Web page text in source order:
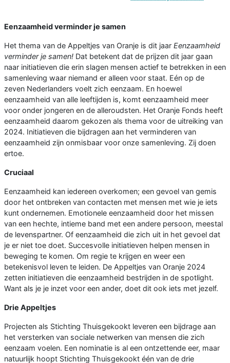
Eenzaamheid verminder je samen
Het thema van de Appeltjes van Oranje is dit jaar Eenzaamheid
verminder je samen! Dat betekent dat de prijzen dit jaar gaan
naar initiatieven die erin slagen mensen actief te betrekken in een
samenleving waar niemand er alleen voor staat. Eén op de
zeven Nederlanders voelt zich eenzaam. En hoewel
eenzaamheid van alle leeftijden is, komt eenzaamheid meer
voor onder jongeren en de alleroudsten. Het Oranje Fonds heeft
eenzaamheid daarom gekozen als thema voor de uitreiking van
2024. Initiatieven die bijdragen aan het verminderen van
eenzaamheid zijn onmisbaar voor onze samenleving. Zij doen
ertoe.
Cruciaal
Eenzaamheid kan iedereen overkomen; een gevoel van gemis
door het ontbreken van contacten met mensen met wie je iets
kunt ondernemen. Emotionele eenzaamheid door het missen
van een hechte, intieme band met een andere persoon, meestal
de levenspartner. Of eenzaamheid die zich uit in het gevoel dat
je er niet toe doet. Succesvolle initiatieven helpen mensen in
beweging te komen. Om regie te krijgen en weer een
betekenisvol leven te leiden. De Appeltjes van Oranje 2024
zetten initiatieven die eenzaamheid bestrijden in de spotlight.
Want als je je inzet voor een ander, doet dit ook iets met jezelf.
Drie Appeltjes
Projecten als Stichting Thuisgekookt leveren een bijdrage aan
het versterken van sociale netwerken van mensen die zich
eenzaam voelen. Een nominatie is al een ontzettende eer, maar
natuurlijk hoopt Stichting Thuisgekookt één van de drie